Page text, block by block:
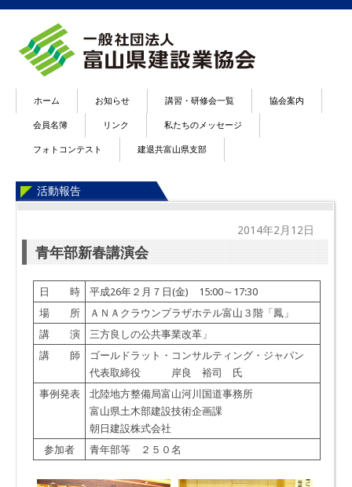
ホーム お知らせ 講習・研修会一覧 協会案内
会員名簿 リンク 私たちのメッセージ
フォトコンテスト 建退共富山県支部
活動報告
2014年2月12日
青年部新春講演会
日 時
平成26年２月７日(金) 15:00～17:30
場 所
ＡＮＡクラウンプラザホテル富山３階「鳳」
講 演
三方良しの公共事業改革」
講 師
ゴールドラット・コンサルティング・ジャパン
代表取締役 岸良 裕司 氏
事例発表
北陸地方整備局富山河川国道事務所
富山県土木部建設技術企画課
朝日建設株式会社
参加者
青年部等 ２５０名